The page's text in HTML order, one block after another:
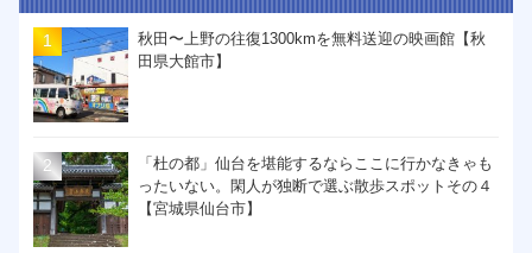
秋田〜上野の往復1300kmを無料送迎の映画館【秋
田県大館市】
「杜の都」仙台を堪能するならここに行かなきゃも
ったいない。閑人が独断で選ぶ散歩スポットその４
【宮城県仙台市】